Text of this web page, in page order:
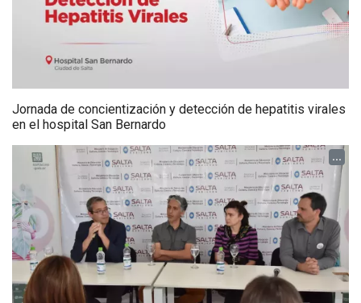
Jornada de concientización y detección de hepatitis virales
en el hospital San Bernardo
...